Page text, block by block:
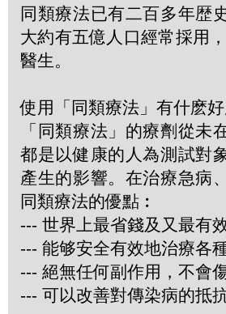
同類療法已有二百多年歴
大約有五億人口經常採用
醫生。
使用「同類療法」有什麽好
「同類療法」的療劑從
都是以健康的人為測試對
產生的影響。在治療急病
同類療法的優點︰
--- 世界上最省錢及又最有
--- 能够安全有效地治療各
--- 絕無任何副作用，不會
--- 可以改善對傳染病的抵